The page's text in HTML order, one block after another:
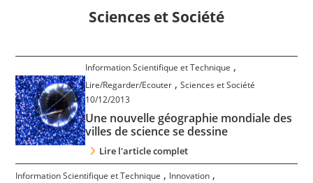
Tous les articles
Qui sommes nous ?
Sciences et Société
Information Scientifique et Technique ,
Lire/Regarder/Ecouter ,Sciences et Société
10/12/2013
Une nouvelle géographie mondiale des
villes de science se dessine
Lire l'article complet
Information Scientifique et Technique , Innovation ,